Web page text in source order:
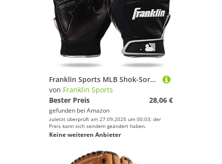
Franklin Sports MLB Shok-Sorb X Baseball Batting Handschuhe, Shok-Sorb X Batting Gloves - Black/Black - Adult X-Large, schwarz/schwarz, Erwachsene X-Large
von Franklin Sports
Bester Preis
28,06 €
gefunden bei Amazon
zuletzt überprüft am 27.09.2025 um 00:03; der
Preis kann sich seitdem geändert haben.
Keine weiteren Anbieter